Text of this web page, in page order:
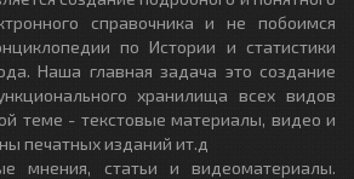
справочника и не побоимся
по Истории и статистики
Наша главная задача это создание
хранилища всех видов
теме - текстовые материалы, видео и
печатных изданий ит.д
мнения, статьи и видеоматериалы.